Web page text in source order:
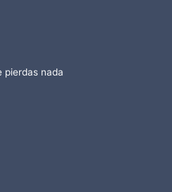
pierdas nada